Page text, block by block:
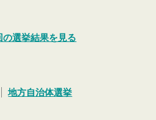
の選挙結果を見る
地方自治体選挙